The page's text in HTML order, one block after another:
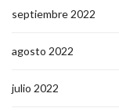
septiembre 2022
agosto 2022
julio 2022